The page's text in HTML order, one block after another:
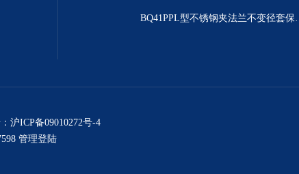
BQ41PPL
沪ICP备09010272号-4
管理登陆